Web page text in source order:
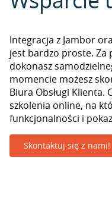
Integracja z Jambor
jest bardzo proste. Za
dokonasz
momencie możesz
Biura Obsługi Klienta.
szkolenia online, na
funkcjonalności i
Skontaktuj się z nami!